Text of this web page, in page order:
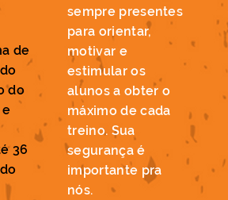
de
do
36
sempre presentes
para orientar,
motivar e
estimular os
alunos a obter o
máximo de cada
treino. Sua
segurança é
importante pra
nós.